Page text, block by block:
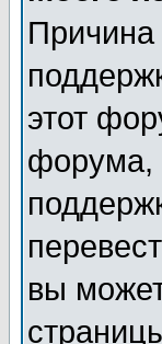
Причина
этот
форума,
вы